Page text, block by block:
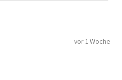
vor 1 Woche